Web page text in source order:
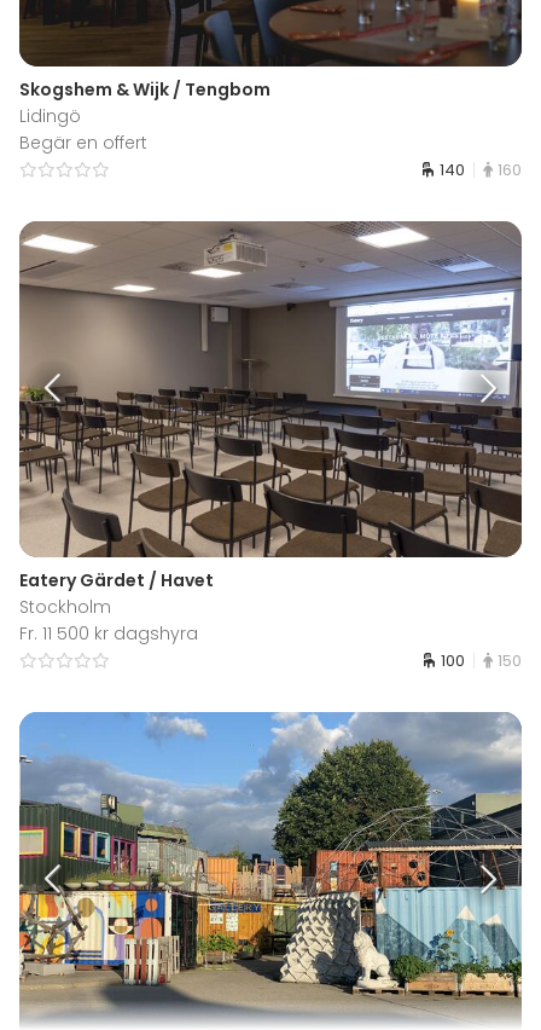
Skogshem & Wijk / Tengbom
Lidingö
Begär en offert
140 160
Eatery Gärdet / Havet
Stockholm
Fr. 11 500 kr dagshyra
100 150